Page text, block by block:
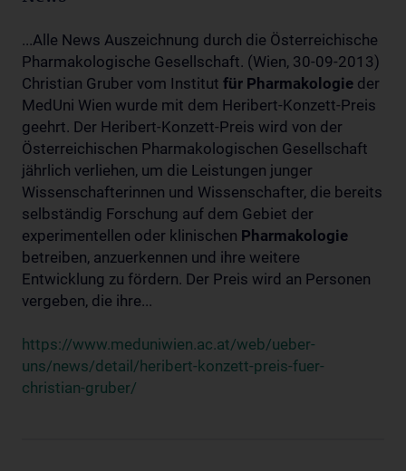
...Alle News Auszeichnung durch die Österreichische
Pharmakologische Gesellschaft. (Wien, 30-09-2013)
Christian Gruber vom Institut für Pharmakologie der
MedUni Wien wurde mit dem Heribert-Konzett-Preis
geehrt. Der Heribert-Konzett-Preis wird von der
Österreichischen Pharmakologischen Gesellschaft
jährlich verliehen, um die Leistungen junger
Wissenschafterinnen und Wissenschafter, die bereits
selbständig Forschung auf dem Gebiet der
experimentellen oder klinischen Pharmakologie
betreiben, anzuerkennen und ihre weitere
Entwicklung zu fördern. Der Preis wird an Personen
vergeben, die ihre...
https://www.meduniwien.ac.at/web/ueber-
uns/news/detail/heribert-konzett-preis-fuer-
christian-gruber/